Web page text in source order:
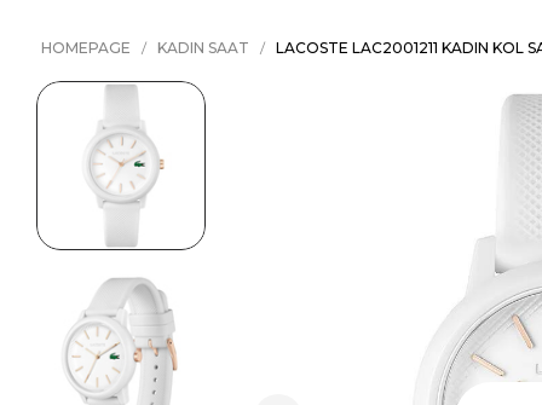
HOMEPAGE KADIN SAAT LACOSTE LAC2001211 KADIN KOL